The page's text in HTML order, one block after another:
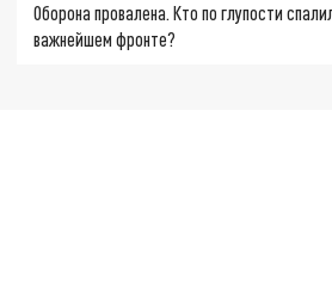
Оборона провалена. Кто по глупости
важнейшем фронте?